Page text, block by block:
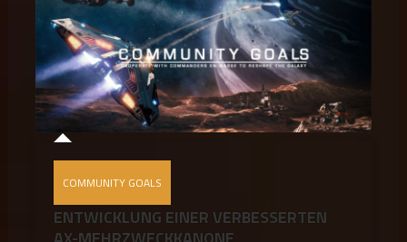
COMMUNITY GOALS
ENTWICKLUNG EINER VERBESSERTEN